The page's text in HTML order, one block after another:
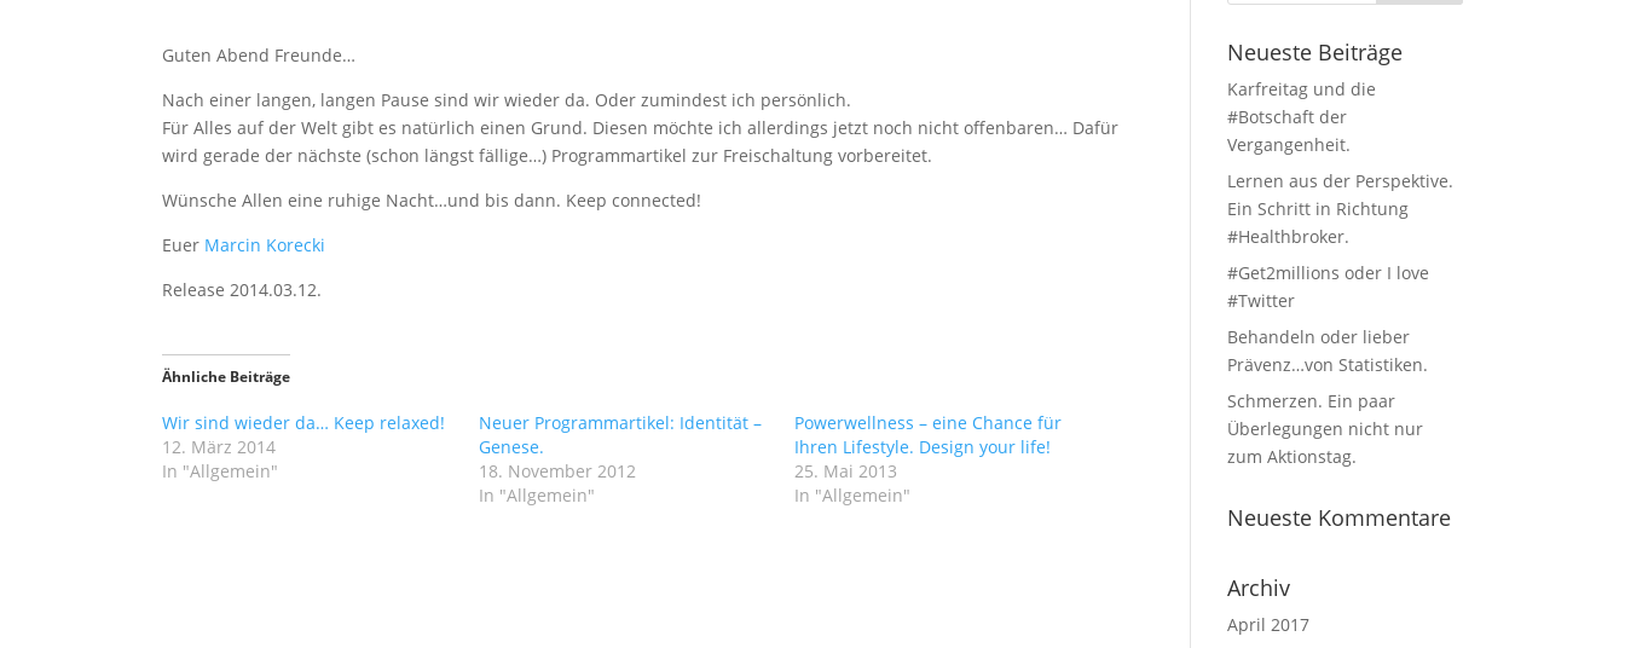
Guten Abend Freunde…
Nach einer langen, langen Pause sind wir wieder da. Oder zumindest ich persönlich.
Für Alles auf der Welt gibt es natürlich einen Grund. Diesen möchte ich allerdings jetzt noch nicht offenbaren… Dafür
wird gerade der nächste (schon längst fällige…) Programmartikel zur Freischaltung vorbereitet.
Wünsche Allen eine ruhige Nacht…und bis dann. Keep connected!
Euer Marcin Korecki
Release 2014.03.12.
Ähnliche Beiträge
Wir sind wieder da… Keep relaxed!
12. März 2014
In "Allgemein"
Neuer Programmartikel: Identität –
Genese.
18. November 2012
In "Allgemein"
Powerwellness – eine Chance für
Ihren Lifestyle. Design your life!
25. Mai 2013
In "Allgemein"
Neueste Beiträge
Karfreitag und die
#Botschaft der
Vergangenheit.
Lernen aus der Perspektive.
Ein Schritt in Richtung
#Healthbroker.
#Get2millions oder I love
#Twitter
Behandeln oder lieber
Prävenz…von Statistiken.
Schmerzen. Ein paar
Überlegungen nicht nur
zum Aktionstag.
Neueste Kommentare
Archiv
April 2017